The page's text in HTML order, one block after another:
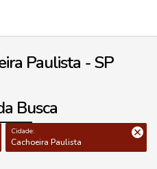
Paulista - SP
Busca
Cidade:
Cachoeira Paulista